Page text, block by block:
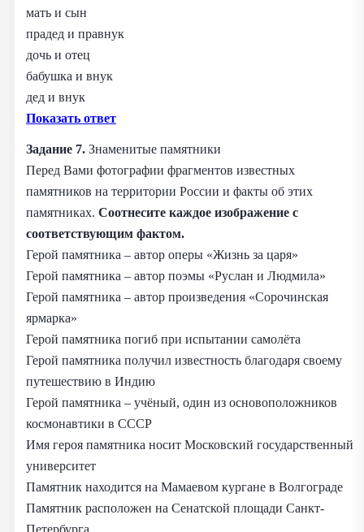
мать и сын
прадед и правнук
дочь и отец
бабушка и внук
дед и внук
Показать ответ
Задание 7. Знаменитые памятники
Перед Вами фотографии фрагментов известных
памятников на территории России и факты об этих
памятниках. Соотнесите каждое изображение с
соответствующим фактом.
Герой памятника – автор оперы «Жизнь за царя»
Герой памятника – автор поэмы «Руслан и Людмила»
Герой памятника – автор произведения «Сорочинская
ярмарка»
Герой памятника погиб при испытании самолёта
Герой памятника получил известность благодаря своему
путешествию в Индию
Герой памятника – учёный, один из основоположников
космонавтики в СССР
Имя героя памятника носит Московский государственный
университет
Памятник находится на Мамаевом кургане в Волгограде
Памятник расположен на Сенатской площади Санкт-